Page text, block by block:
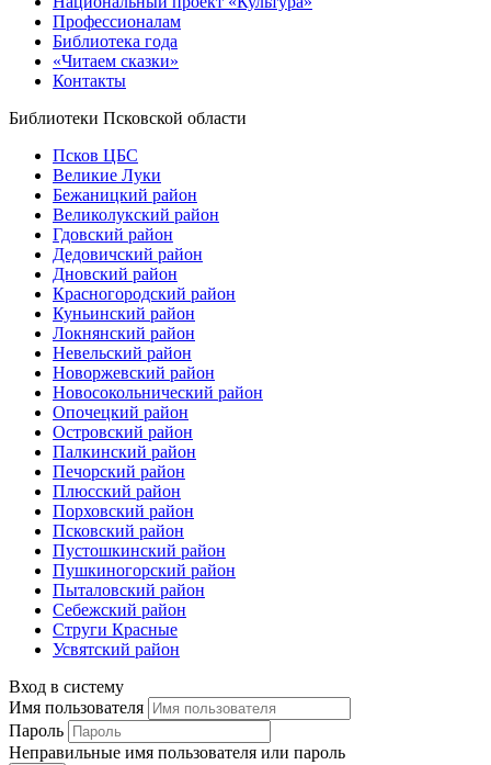
Профессионалам
Библиотека года
«Читаем сказки»
Контакты
Библиотеки Псковской области
Псков ЦБС
Великие Луки
Бежаницкий район
Великолукский район
Гдовский район
Дедовичский район
Дновский район
Красногородский район
Куньинский район
Локнянский район
Невельский район
Новоржевский район
Новосокольнический район
Опочецкий район
Островский район
Палкинский район
Печорский район
Плюсский район
Порховский район
Псковский район
Пустошкинский район
Пушкиногорский район
Пыталовский район
Себежский район
Струги Красные
Усвятский район
Вход в систему
Имя пользователя
Пароль
Неправильные имя пользователя или пароль